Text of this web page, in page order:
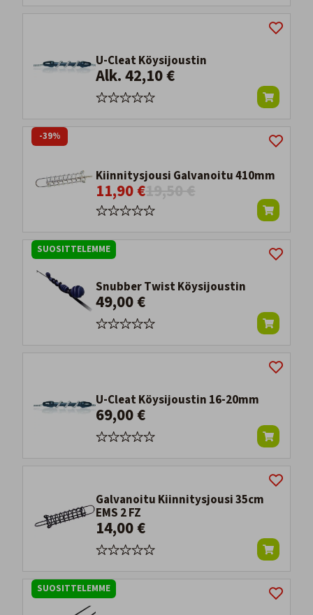
U-Cleat Köysijoustin
Alk. 42,10 €
Kiinnitysjousi Galvanoitu 410mm
11,90 €
-39%
Snubber Twist Köysijoustin
49,00 €
SUOSITTELEMME
U-Cleat Köysijoustin 16-20mm
69,00 €
Galvanoitu Kiinnitysjousi 35cm
EMS 2 FZ
14,00 €
SUOSITTELEMME